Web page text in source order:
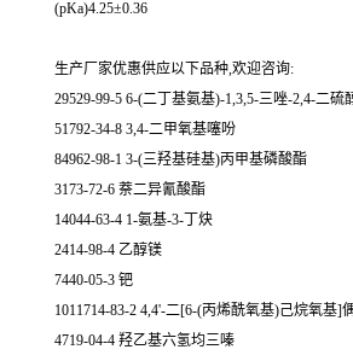
(pKa)4.25±0.36
生产厂家优惠供应以下品种,欢迎咨询:
29529-99-5 6-(二丁基氨基)-1,3,5-三唑-2,4-二硫
51792-34-8 3,4-二甲氧基噻吩
84962-98-1 3-(三羟基硅基)丙甲基磷酸酯
3173-72-6 萘二异氰酸酯
14044-63-4 1-氨基-3-丁炔
2414-98-4 乙醇镁
7440-05-3 钯
1011714-83-2 4,4'-二[6-(丙烯酰氧基)己烷氧基]
4719-04-4 羟乙基六氢均三嗪